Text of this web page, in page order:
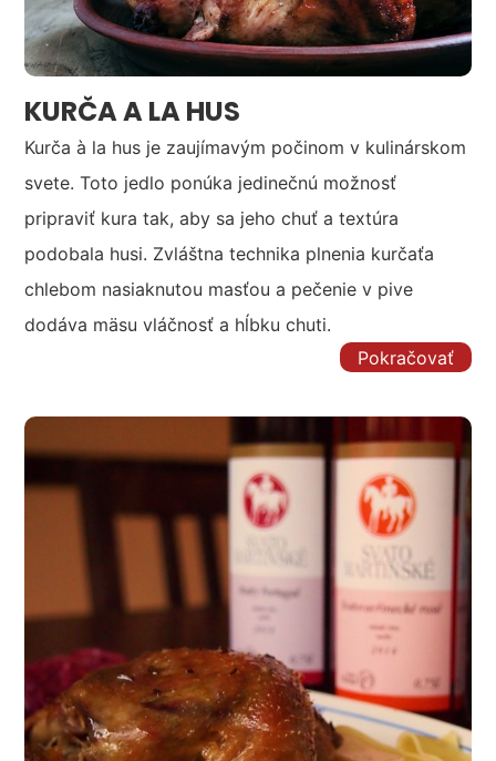
KURČA A LA HUS
Kurča à la hus je zaujímavým počinom v kulinárskom
svete. Toto jedlo ponúka jedinečnú možnosť
pripraviť kura tak, aby sa jeho chuť a textúra
podobala husi. Zvláštna technika plnenia kurčaťa
chlebom nasiaknutou masťou a pečenie v pive
dodáva mäsu vláčnosť a hĺbku chuti.
Pokračovať